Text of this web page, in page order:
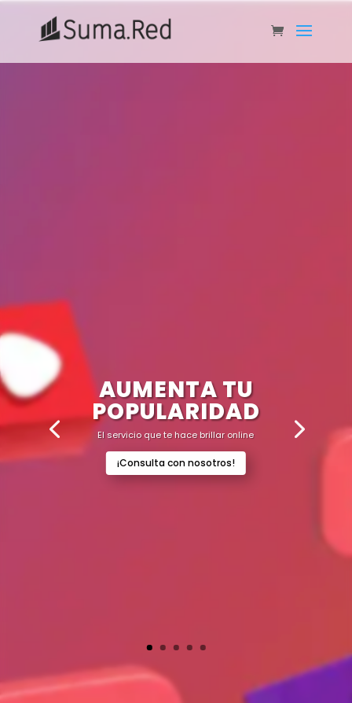
AUMENTA TU
POPULARIDAD
El servicio que te hace brillar online
¡Consulta con nosotros!